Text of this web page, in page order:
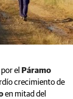
el
Páramo
crecimiento de
en mitad del